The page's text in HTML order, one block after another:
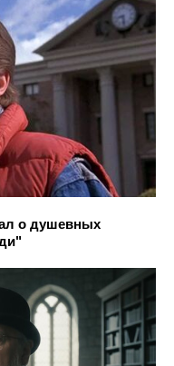
о душевных